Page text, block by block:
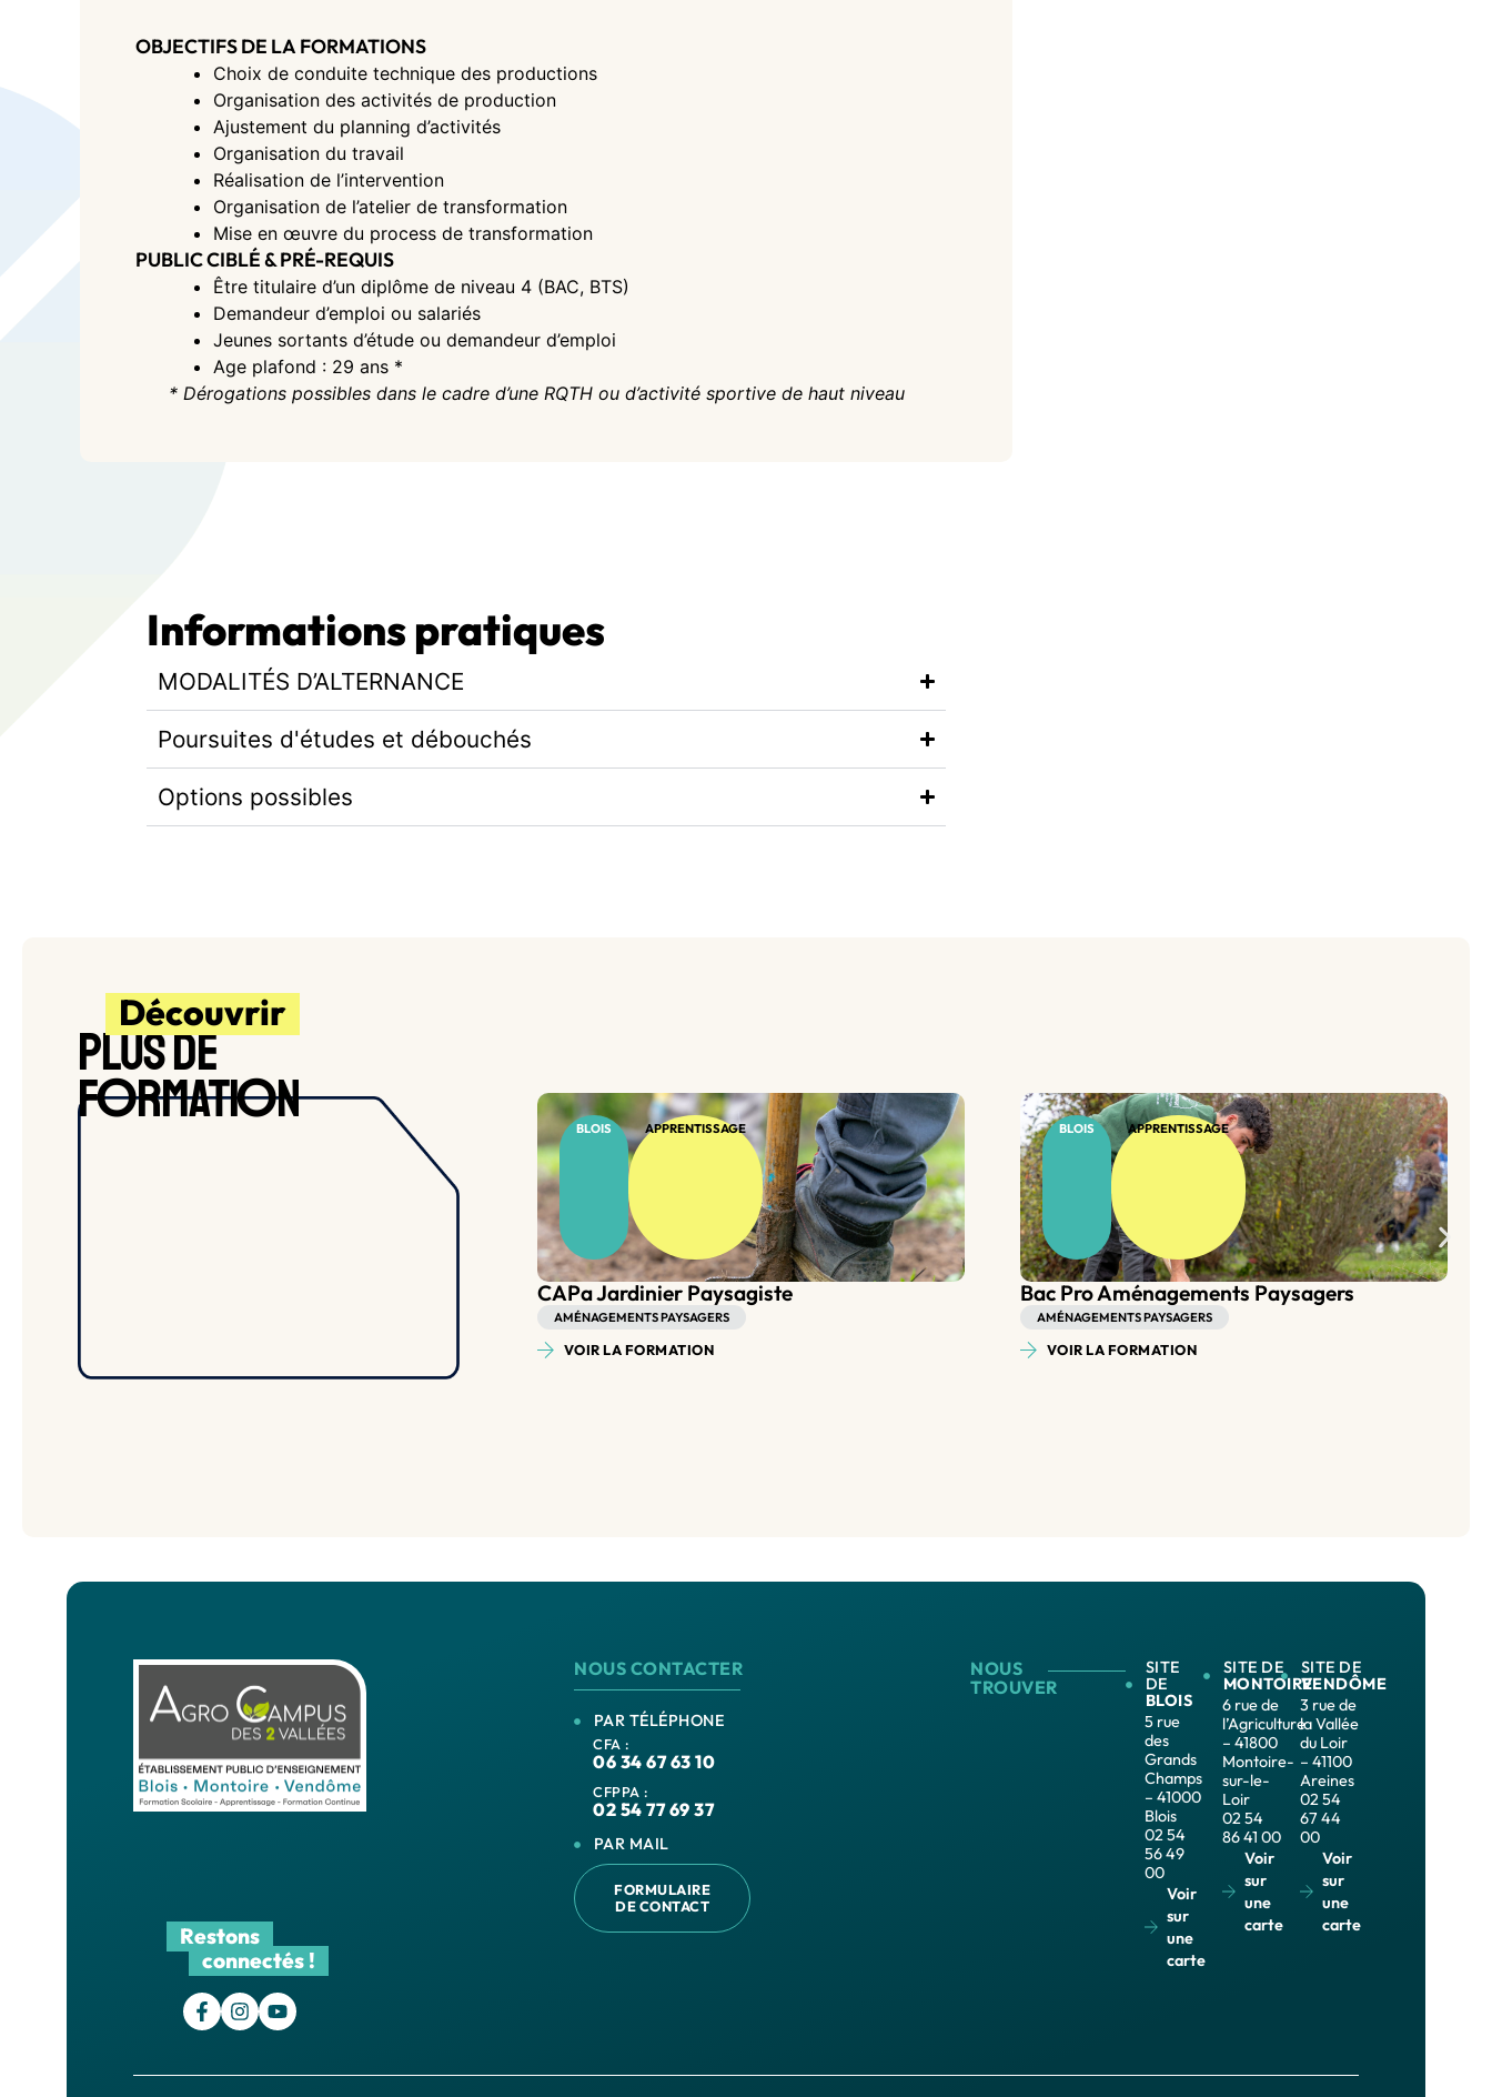
OBJECTIFS DE LA FORMATIONS
Choix de conduite technique des productions
Organisation des activités de production
Ajustement du planning d’activités
Organisation du travail
Réalisation de l’intervention
Organisation de l’atelier de transformation
Mise en œuvre du process de transformation
PUBLIC CIBLÉ & PRÉ-REQUIS
Être titulaire d’un diplôme de niveau 4 (BAC, BTS)
Demandeur d’emploi ou salariés
Jeunes sortants d’étude ou demandeur d’emploi
Age plafond : 29 ans *
* Dérogations possibles dans le cadre d’une RQTH ou d’activité sportive de haut niveau
Informations pratiques
MODALITÉS D’ALTERNANCE
Poursuites d'études et débouchés
Options possibles
Découvrir
PLUS DE
FORMATION BLOIS APPRENTISSAGE
Bac Pro Aménagements Paysagers
AMÉNAGEMENTS PAYSAGERS
VOIR LA FORMATION
BLOIS APPRENTISSAGE
BP Aménagement Paysager
AMÉNAGEMENTS PAYSAGERS
VOIR LA FORMATION
NOUS CONTACTER
PAR TÉLÉPHONE
CFA :
06 34 67 63 10
CFPPA :
02 54 77 69 37
PAR MAIL
FORMULAIRE
DE CONTACT
NOUS
TROUVER
SITE
DE
BLOIS
5 rue
des
Grands
Champs
– 41000
Blois
02 54
56 49
00
Voir
sur
une
carte
SITE DE
MONTOIRE
6 rue de
l’Agriculture
– 41800
Montoire-
sur-le-
Loir
02 54
86 41 00
Voir
sur
une
carte
SITE DE
VENDÔME
3 rue de
la Vallée
du Loir
– 41100
Areines
02 54
67 44
00
Voir
sur
une
carte
Restons
connectés !